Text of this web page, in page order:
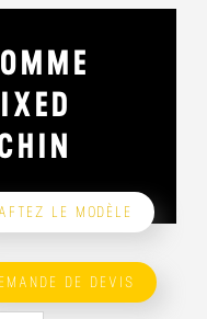
LE MODÈLE
DE DEVIS